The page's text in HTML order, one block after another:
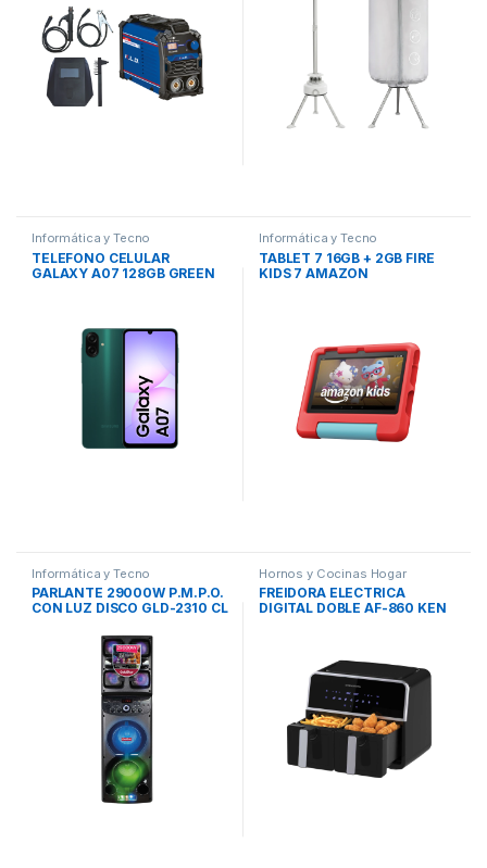
Informática y Tecno
TELEFONO CELULAR
GALAXY A07 128GB GREEN
Informática y Tecno
TABLET 7 16GB + 2GB FIRE
KIDS 7 AMAZON
Informática y Tecno
PARLANTE 29000W P.M.P.O.
CON LUZ DISCO GLD-2310 CL
Hornos y Cocinas Hogar
FREIDORA ELECTRICA
DIGITAL DOBLE AF-860 KEN